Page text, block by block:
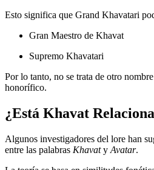
Esto significa que Grand Khavatari
Gran Maestro de Khavat
Supremo Khavatari
Por lo tanto, no se trata de otro
honorífico.
¿Está Khavat
Algunos investigadores del lore han
entre las palabras Khavaty Avatar.